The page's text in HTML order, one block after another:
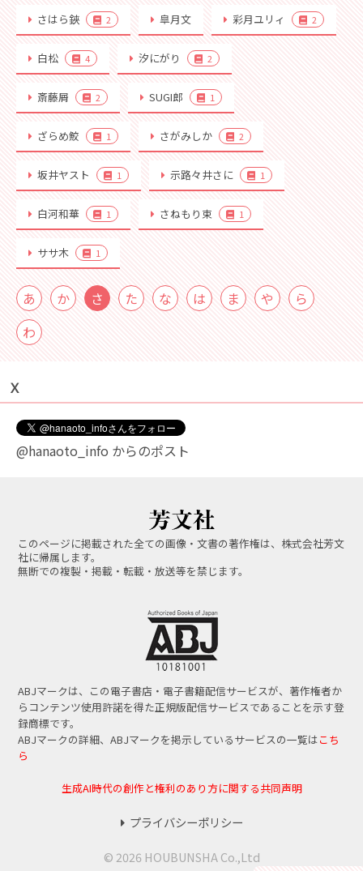
さはら鋏 2 皐月文 彩月ユリィ 2
白松 4 汐にがり 2
斎藤屑 2 SUGI郎 1
ざらめ鮫 1 さがみしか 2
坂井ヤスト 1 示路々井さに 1
白河和華 1 さねもり束 1
ササ木 1
あ か さ た な は ま や
ら
わ
Ｘ
@hanaoto_info からのポスト
このページに掲載された全ての画像・文書の著作権は、株式会社芳文
社に帰属します。
無断での複製・掲載・転載・放送等を禁じます。
ABJマークは、この電子書店・電子書籍配信サービスが、著作権者か
らコンテンツ使用許諾を得た正規版配信サービスであることを示す登
録商標です。
ABJマークの詳細、ABJマークを掲示しているサービスの一覧はこち
ら
生成AI時代の創作と権利のあり方に関する共同声明
プライバシーポリシー
© 2026 HOUBUNSHA Co.,Ltd